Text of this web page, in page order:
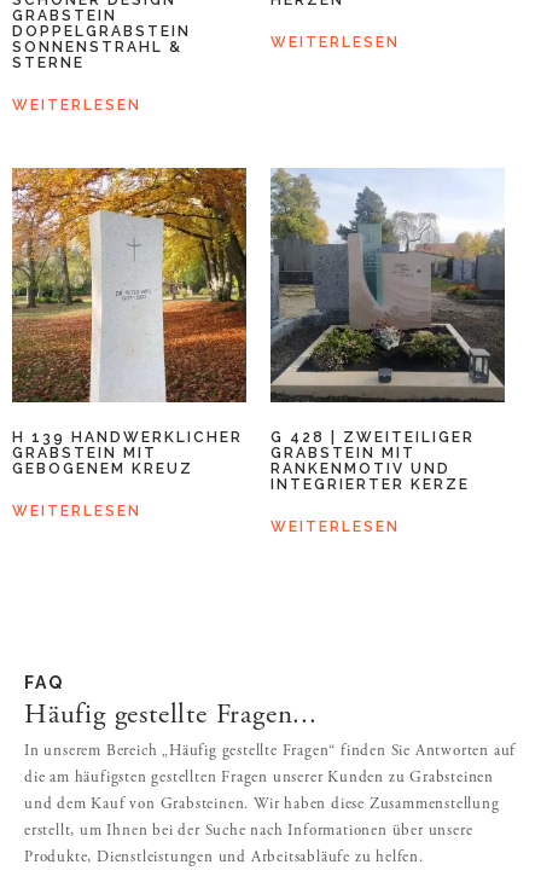
GRABSTEIN
DOPPELGRABSTEIN
SONNENSTRAHL &
STERNE
WEITERLESEN
WEITERLESEN
H 139 HANDWERKLICHER
GRABSTEIN MIT
GEBOGENEM KREUZ
WEITERLESEN
G 428 | ZWEITEILIGER
GRABSTEIN MIT
RANKENMOTIV UND
INTEGRIERTER KERZE
WEITERLESEN
FAQ
Häufig gestellte Fragen...
In unserem Bereich „Häufig gestellte Fragen“ finden Sie Antworten auf
die am häufigsten gestellten Fragen unserer Kunden zu Grabsteinen
und dem Kauf von Grabsteinen. Wir haben diese Zusammenstellung
erstellt, um Ihnen bei der Suche nach Informationen über unsere
Produkte, Dienstleistungen und Arbeitsabläufe zu helfen.